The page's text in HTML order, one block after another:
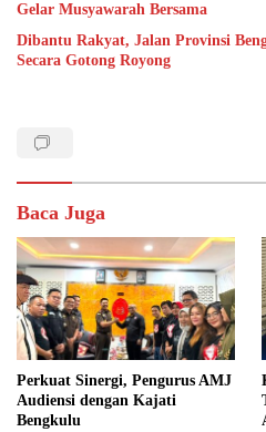
Gelar Musyawarah Bersama
Dibantu Rakyat, Jalan Provinsi
Secara Gotong Royong
Baca Juga
Perkuat Sinergi, Pengurus AMJ
Audiensi dengan Kajati
Bengkulu